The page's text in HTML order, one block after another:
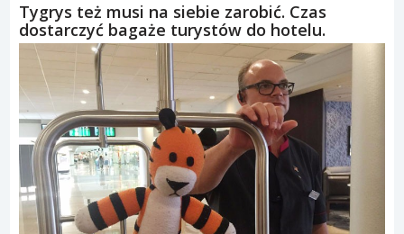
Tygrys też musi na siebie zarobić. Czas
dostarczyć bagaże turystów do hotelu.